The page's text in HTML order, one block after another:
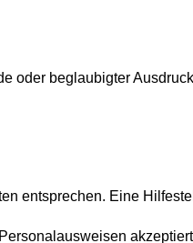
oder beglaubigter
entsprechen. Eine